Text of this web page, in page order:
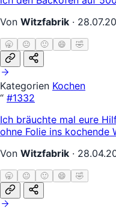
Von Witzfabrik ·
🥱 😐 🙂 😄 🤣
Kategorien Kochen
“ #1332
Ich bräuchte mal eure
ohne Folie ins kochende
Von Witzfabrik ·
🥱 😐 🙂 😄 🤣